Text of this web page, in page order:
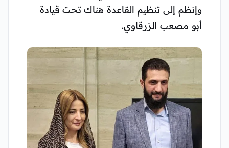
وإنظم إلى تنظيم القاعدة هناك تحت قيادة
أبو مصعب الزرقاوي.